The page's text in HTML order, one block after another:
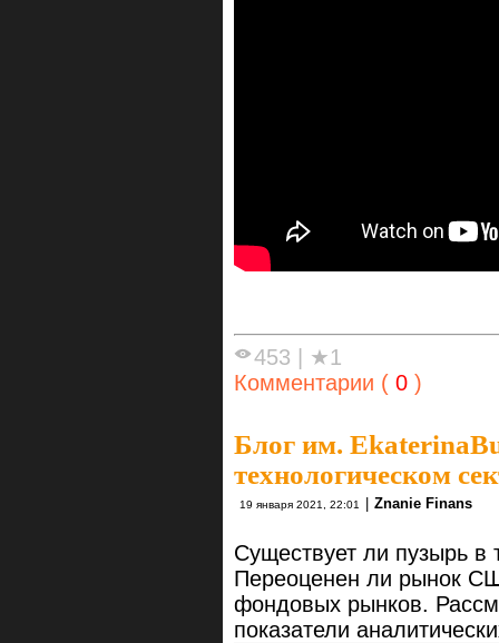
453 | ★1
Комментарии ( 0 )
Блог им.
технологическом
19 января 2021, 22:01 | Znanie Finans
Существует ли пузырь в
Переоценен ли рынок
фондовых рынков.
показатели